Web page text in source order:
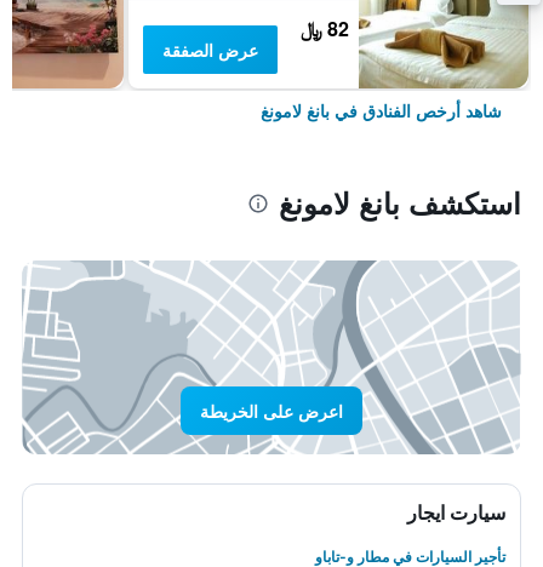
82 ﷼
عرض الصفقة
شاهد أرخص الفنادق في بانغ لامونغ
استكشف بانغ لامونغ
اعرض على الخريطة
سيارت ايجار
تأجير السيارات في مطار و-تاباو